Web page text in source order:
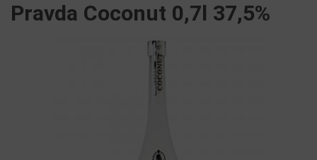
Pravda Coconut 0,7l 37,5%